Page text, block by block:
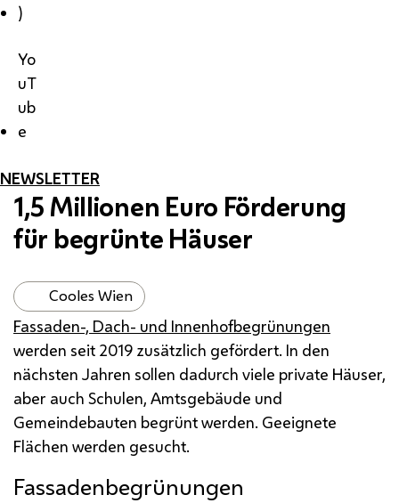
)
Yo
uT
ub
e
NEWSLETTER
1,5 Millionen Euro Förderung
für begrünte Häuser
Cooles Wien
Fassaden-, Dach- und Innenhofbegrünungen
werden seit 2019 zusätzlich gefördert. In den
nächsten Jahren sollen dadurch viele private Häuser,
aber auch Schulen, Amtsgebäude und
Gemeindebauten begrünt werden. Geeignete
Flächen werden gesucht.
Fassadenbegrünungen